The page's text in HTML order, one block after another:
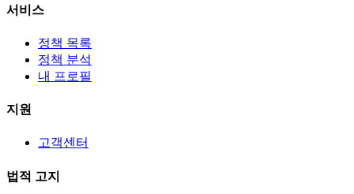
서비스
정책 목록
정책 분석
내 프로필
지원
고객센터
법적 고지